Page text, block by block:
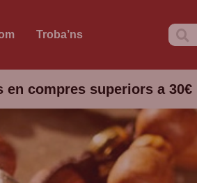
Troba’ns
en compres superiors a 30€